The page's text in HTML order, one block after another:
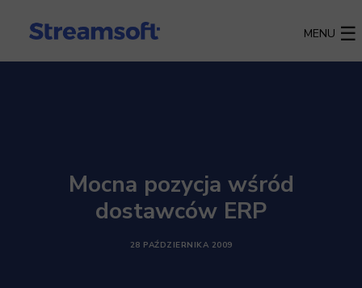
MENU
Mocna pozycja wśród
dostawców ERP
28 PAŹDZIERNIKA 2009